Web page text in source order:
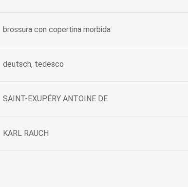
brossura con copertina morbida
deutsch, tedesco
SAINT-EXUPÉRY ANTOINE DE
KARL RAUCH